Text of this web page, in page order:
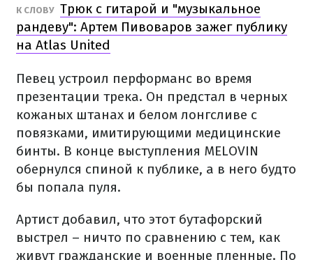
К СЛОВУ Трюк с гитарой и "музыкальное
рандеву": Артем Пивоваров зажег публику
на Atlas United
Певец устроил перформанс во время
презентации трека. Он предстал в черных
кожаных штанах и белом лонгсливе с
повязками, имитирующими медицинские
бинты. В конце выступления MELOVIN
обернулся спиной к публике, а в него будто
бы попала пуля.
Артист добавил, что этот бутафорский
выстрел – ничто по сравнению с тем, как
живут гражданские и военные пленные. По